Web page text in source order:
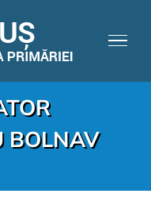
BOLNAV